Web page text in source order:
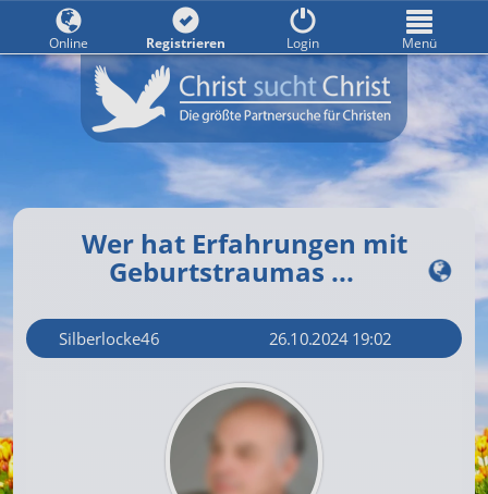
Wer hat Erfahrungen mit
Geburtstraumas ...
Silberlocke46 26.10.2024 19:02
Online Registrieren Login Menü